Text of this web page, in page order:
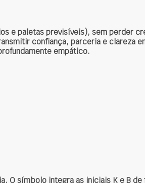
e paletas previsíveis), sem perder
confiança, parceria e clareza
empático.
O símbolo integra as iniciais K e B de